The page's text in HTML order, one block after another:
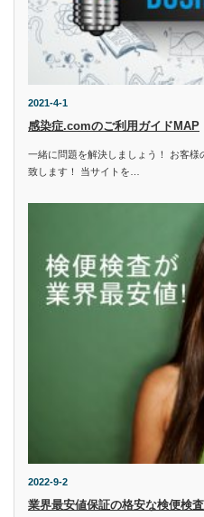
2021-4-1
感染症.comのご利用ガイドMAP
一緒に問題を解決しましょう！ お客
致します！ 当サイトを…
2022-9-2
業界最安値保証の格安な検便検査